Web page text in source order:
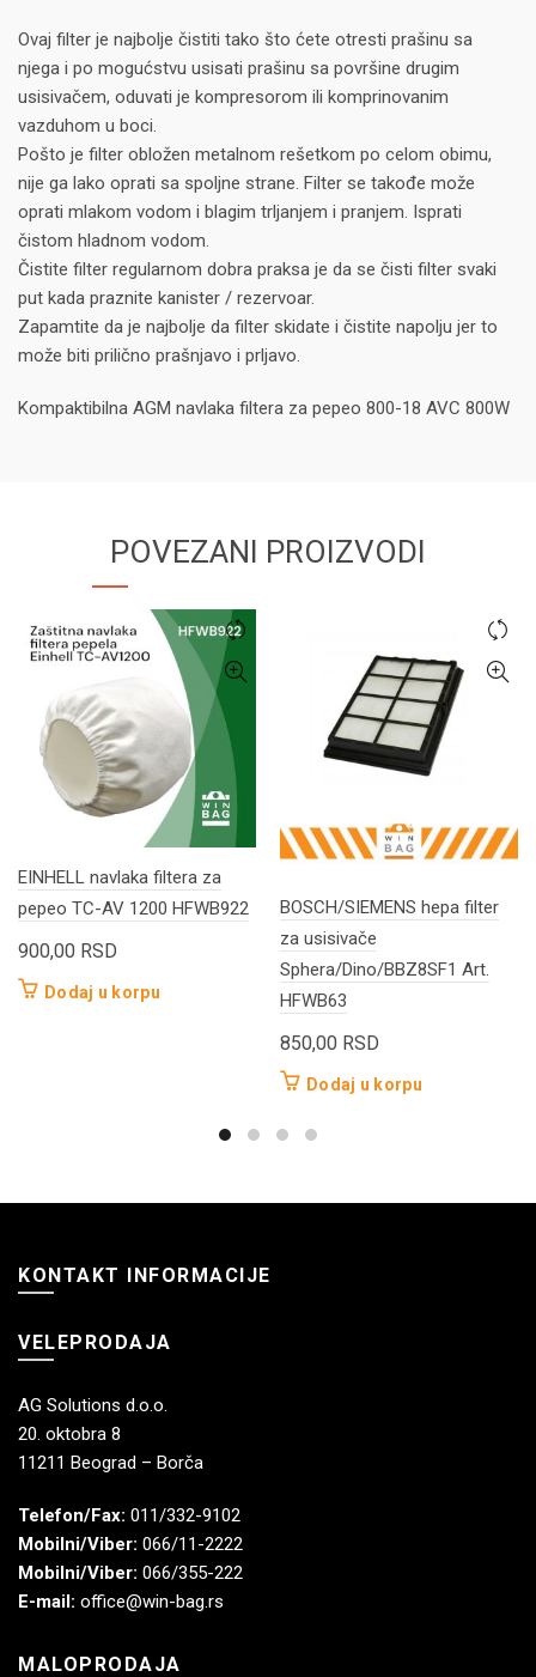
Ovaj filter je najbolje čistiti tako što ćete otresti prašinu sa
njega i po mogućstvu usisati prašinu sa površine drugim
usisivačem, oduvati je kompresorom ili komprinovanim
vazduhom u boci.
Pošto je filter obložen metalnom rešetkom po celom obimu,
nije ga lako oprati sa spoljne strane. Filter se takođe može
oprati mlakom vodom i blagim trljanjem i pranjem. Isprati
čistom hladnom vodom.
Čistite filter regularnom dobra praksa je da se čisti filter svaki
put kada praznite kanister / rezervoar.
Zapamtite da je najbolje da filter skidate i čistite napolju jer to
može biti prilično prašnjavo i prljavo.
Kompaktibilna AGM navlaka filtera za pepeo 800-18 AVC 800W
POVEZANI PROIZVODI
EINHELL navlaka filtera za
pepeo TC-AV 1200 HFWB922
900,00 RSD
Dodaj u korpu
BOSCH/SIEMENS hepa filter
za usisivače
Sphera/Dino/BBZ8SF1 Art.
HFWB63
850,00 RSD
Dodaj u korpu
KONTAKT INFORMACIJE
VELEPRODAJA
AG Solutions d.o.o.
20. oktobra 8
11211 Beograd – Borča
Telefon/Fax: 011/332-9102
Mobilni/Viber: 066/11-2222
Mobilni/Viber: 066/355-222
E-mail: office@win-bag.rs
MALOPRODAJA